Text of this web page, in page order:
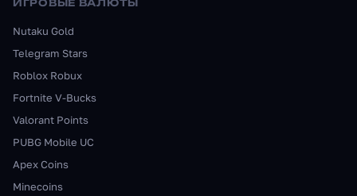
ИГРОВЫЕ ВАЛЮТЫ
Nutaku Gold
Telegram Stars
Roblox Robux
Fortnite V-Bucks
Valorant Points
PUBG Mobile UC
Apex Coins
Minecoins